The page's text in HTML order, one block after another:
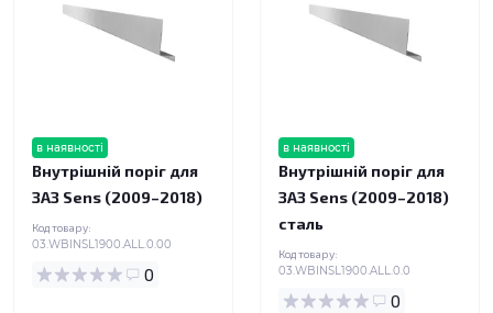
в наявності
Внутрішній поріг для
ЗАЗ Sens (2009–2018)
Код товару:
03.WBINSL1900.ALL.0.00
0
в наявності
Внутрішній поріг для
ЗАЗ Sens (2009–2018)
сталь
Код товару:
03.WBINSL1900.ALL.0.0
0